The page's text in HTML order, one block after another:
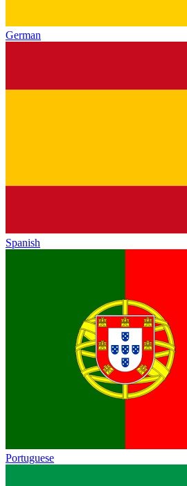
German
Spanish
Portuguese